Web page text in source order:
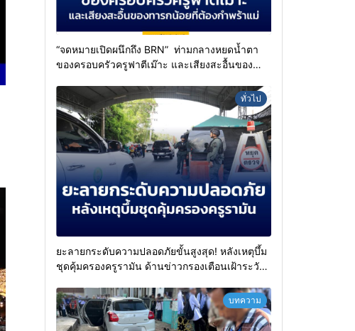
“จดหมายเปิดผนึกถึง BRN” ท่ามกลางหยดน้ำตา
ของครอบครัวครูฟาตีเม๊าะ และเสียงสะอื้นของ
ทั่วไป
ยะลายกระดับความปลอดภัยขั้นสูงสุด! หลังเหตุบึ้ม
ชุดคุ้มครองครูรามัน ด้านข่าวกรองเตือนเฝ้าระวัง
บทความ